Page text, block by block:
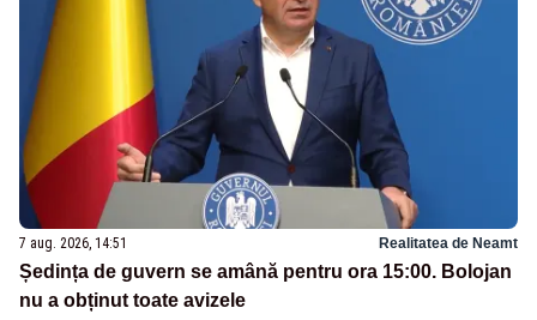
7 aug. 2026, 14:51 Realitatea de Neamt
Ședința de guvern se amână pentru ora 15:00. Bolojan
nu a obținut toate avizele